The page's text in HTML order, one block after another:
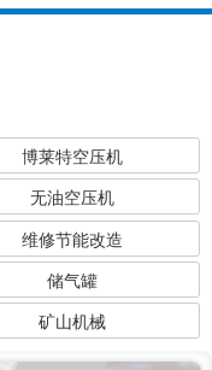
博莱特空压机
无油空压机
维修节能改造
储气罐
矿山机械